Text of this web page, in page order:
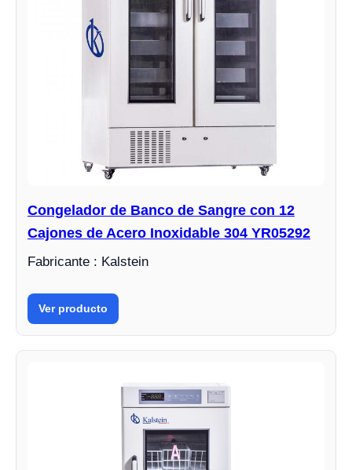
Congelador de Banco de Sangre con 12
Cajones de Acero Inoxidable 304 YR05292
Fabricante : Kalstein
Ver producto